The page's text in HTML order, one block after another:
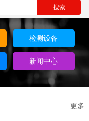
检测设备
新闻中心
更多